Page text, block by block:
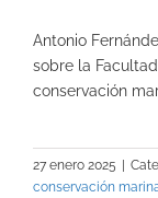
Antonio
sobre la
conservación
27 enero 2025 |
conservación